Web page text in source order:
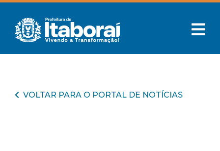
VOLTAR PARA O PORTAL DE NOTÍCIAS